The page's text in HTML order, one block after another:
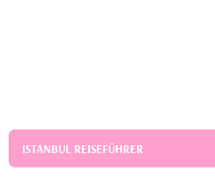
ISTANBUL REISEFÜHRER